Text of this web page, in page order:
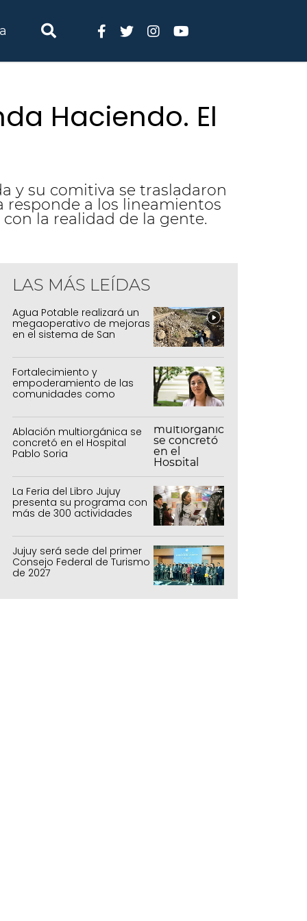
Haciendo. El
y su comitiva se trasladaron
responde a los lineamientos
la realidad de la gente.
"Hacienda Haciendo. El
LAS MÁS LEÍDAS
Agua Potable realizará un
megaoperativo de mejoras
en el sistema de San
Fortalecimiento y
empoderamiento de las
comunidades como
Ablación multiorgánica se
concretó en el Hospital
Pablo Soria
La Feria del Libro Jujuy
presenta su programa con
más de 300 actividades
Jujuy será sede del primer
Consejo Federal de Turismo
de 2027